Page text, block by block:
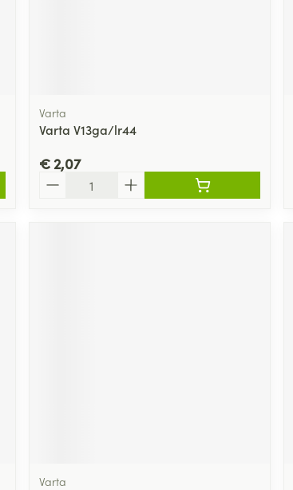
Varta
Varta V13ga/lr44
€ 2,07
Varta